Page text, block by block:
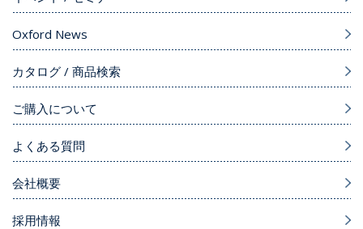
Oxford News
カタログ / 商品検索
ご購入について
よくある質問
会社概要
採用情報